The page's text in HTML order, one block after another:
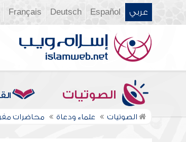
عربي Español
Deutsch
Français
الصوتيات
الصوتيات علماء ودعاة محاضرات